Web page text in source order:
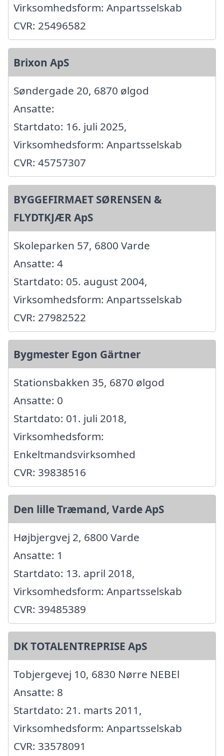
Virksomhedsform: Anpartsselskab
CVR: 25496582
Brixon ApS
Søndergade 20, 6870 ølgod
Ansatte:
Startdato: 16. juli 2025,
Virksomhedsform: Anpartsselskab
CVR: 45757307
BYGGEFIRMAET SØRENSEN &
FLYDTKJÆR ApS
Skoleparken 57, 6800 Varde
Ansatte: 4
Startdato: 05. august 2004,
Virksomhedsform: Anpartsselskab
CVR: 27982522
Bygmester Egon Gärtner
Stationsbakken 35, 6870 ølgod
Ansatte: 0
Startdato: 01. juli 2018,
Virksomhedsform:
Enkeltmandsvirksomhed
CVR: 39838516
Den lille Træmand, Varde ApS
Højbjergvej 2, 6800 Varde
Ansatte: 1
Startdato: 13. april 2018,
Virksomhedsform: Anpartsselskab
CVR: 39485389
DK TOTALENTREPRISE ApS
Tobjergevej 10, 6830 Nørre NEBEl
Ansatte: 8
Startdato: 21. marts 2011,
Virksomhedsform: Anpartsselskab
CVR: 33578091